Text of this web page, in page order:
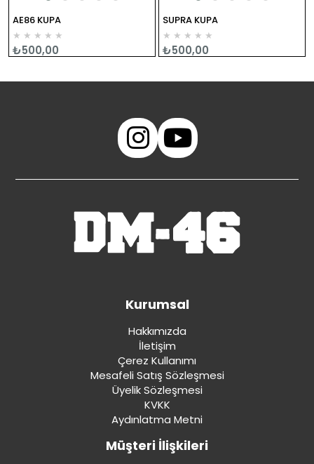
AE86 KUPA
★ ★ ★ ★ ★
₺500,00
SUPRA KUPA
★ ★ ★ ★ ★
₺500,00
Kurumsal
Hakkımızda
İletişim
Çerez Kullanımı
Mesafeli Satış Sözleşmesi
Üyelik Sözleşmesi
KVKK
Aydınlatma Metni
Müşteri İlişkileri